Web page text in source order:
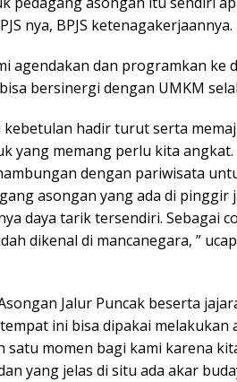
nya, BPJS
agendakan dan programkan ke
bersinergi dengan UMKM
kebetulan hadir turut serta
yang memang perlu kita
dengan pariwisata
asongan yang ada di pinggir
daya tarik tersendiri. Sebagai
dikenal di mancanegara, ”
Jalur Puncak beserta
ini bisa dipakai
satu momen bagi kami karena
yang jelas di situ ada akar